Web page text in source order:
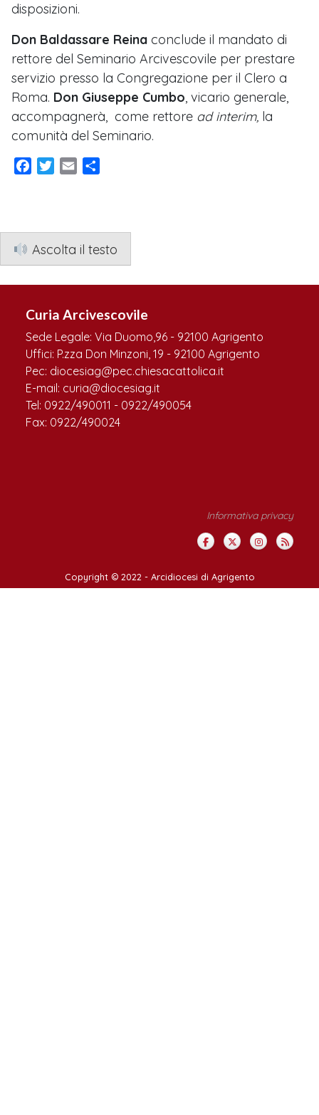
disposizioni.
Don Baldassare Reina conclude il mandato di
rettore del Seminario Arcivescovile per prestare
servizio presso la Congregazione per il Clero a
Roma. Don Giuseppe Cumbo, vicario generale,
accompagnerà, come rettore ad interim, la
comunità del Seminario.
Facebook
TwitterEmail
Ascolta il testo
Curia Arcivescovile
Sede Legale: Via Duomo,96 - 92100 Agrigento
Uffici: P.zza Don Minzoni, 19 - 92100 Agrigento
Pec: diocesiag@pec.chiesacattolica.it
E-mail: curia@diocesiag.it
Tel: 0922/490011 - 0922/490054
Fax: 0922/490024
Informativa privacy
Copyright © 2022 - Arcidiocesi di Agrigento